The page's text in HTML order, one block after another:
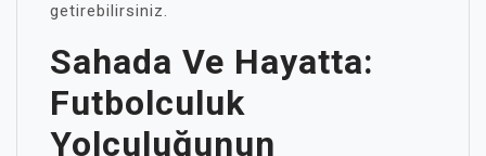
getirebilirsiniz.
Sahada Ve Hayatta:
Futbolculuk
Yolculuğunun